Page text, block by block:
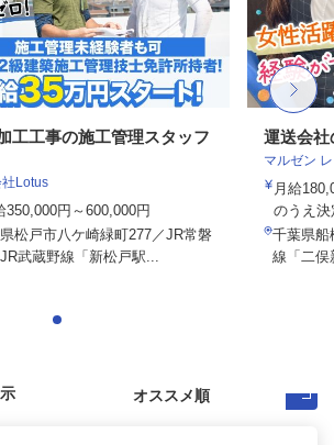
工工事の施工管理スタッフ
Lotus
350,000円～600,000円
松戸市八ケ崎緑町277／JR常磐
武蔵野線「新松戸駅...
運送会社
マルゼン
月給
のうえ
千葉県船
線「二俣